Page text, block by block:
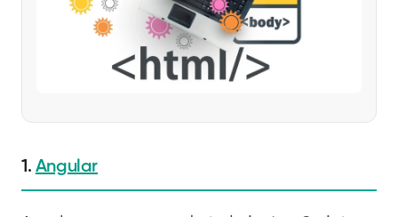
1. Angular